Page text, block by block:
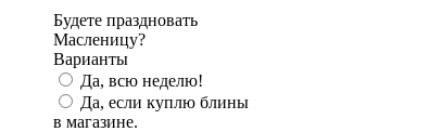
Будете праздновать
Масленицу?
Варианты
Да, всю неделю!
Да, если куплю блины
в магазине.